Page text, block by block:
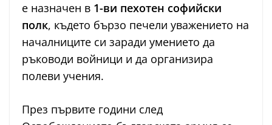
е назначен в 1-ви пехотен софийски
полк, където бързо печели уважението на
началниците си заради умението да
ръководи войници и да организира
полеви учения.
През първите години след